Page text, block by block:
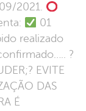
2021.
01
realizado
?
EVITE
DAS
É